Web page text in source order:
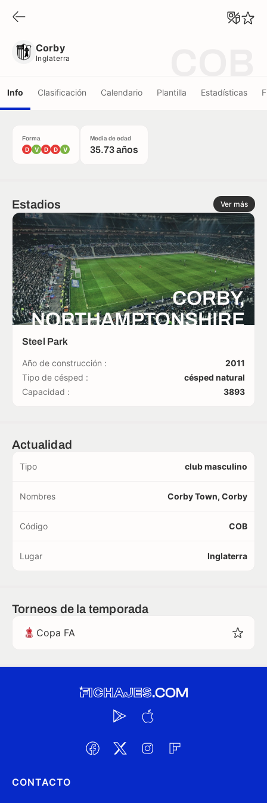
Corby
Inglaterra
Info Clasificación Calendario Plantilla Estadísticas
Forma
D V D D V
Media de edad
35.73 años
Estadios Ver más
CORBY,
NORTHAMPTONSHIRE
Steel Park
Año de construcción :
2011
Tipo de césped :
césped natural
Capacidad :
3893
Actualidad
Tipo club masculino
Nombres Corby Town, Corby
Código COB
Lugar Inglaterra
Torneos de la temporada
Copa FA
CONTACTO